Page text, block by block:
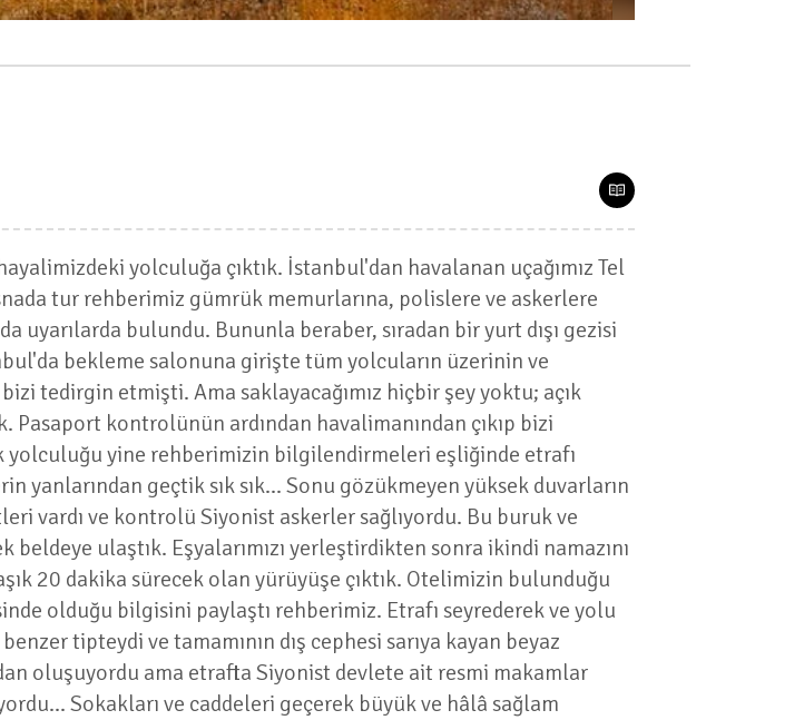
yolculuğa çıktık. İstanbul'dan havalanan uçağımız Tel
tur rehberimiz gümrük memurlarına, polislere ve askerlere
uyarılarda bulundu. Bununla beraber, sıradan bir yurt dışı gezisi
bekleme salonuna girişte tüm yolcuların üzerinin ve
bizi tedirgin etmişti. Ama saklayacağımız hiçbir şey yoktu; açık
kontrolünün ardından havalimanından çıkıp bizi
yine rehberimizin bilgilendirmeleri eşliğinde etrafı
yanlarından geçtik sık sık... Sonu gözükmeyen yüksek duvarların
vardı ve kontrolü Siyonist askerler sağlıyordu. Bu buruk ve
ulaştık. Eşyalarımızı yerleştirdikten sonra ikindi namazını
20 dakika sürecek olan yürüyüşe çıktık. Otelimizin bulunduğu
olduğu bilgisini paylaştı rehberimiz. Etrafı seyrederek ve yolu
tipteydi ve tamamının dış cephesi sarıya kayan beyaz
oluşuyordu ama etrafta Siyonist devlete ait resmi makamlar
Sokakları ve caddeleri geçerek büyük ve hâlâ sağlam